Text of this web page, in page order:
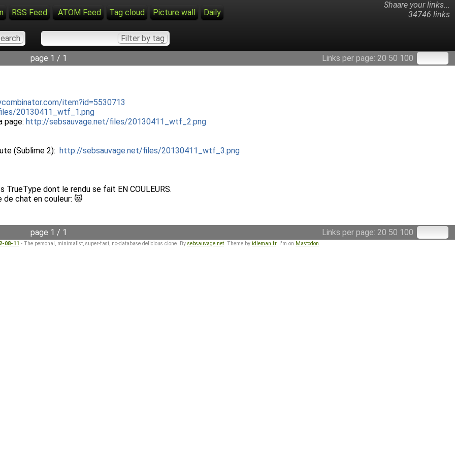
Shaare your links...
34746 links
RSS Feed ATOM Feed Tag cloud Picture wall Daily
Links per page: 20 50 100
page 1 / 1
item?id=5530713
20130411_wtf_1.png
page: http://sebsauvage.net/files/20130411_wtf_2.png
(Sublime 2): http://sebsauvage.net/files/20130411_wtf_3.png
dont le rendu se fait EN COULEURS.
de chat en couleur: 😻
Links per page: 20 50 100
page 1 / 1
08-11 - The personal, minimalist, super-fast, no-database delicious clone. By sebsauvage.net. Theme by idleman.fr. I'm on Mastodon.